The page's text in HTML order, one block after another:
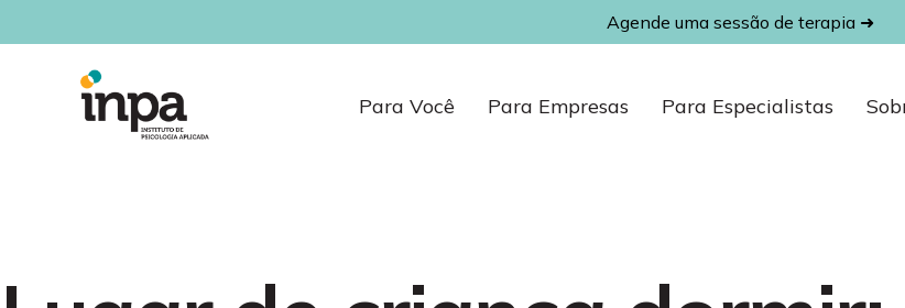
Agende uma sessão de terapia ➜
Para Você Para Empresas Para Especialistas